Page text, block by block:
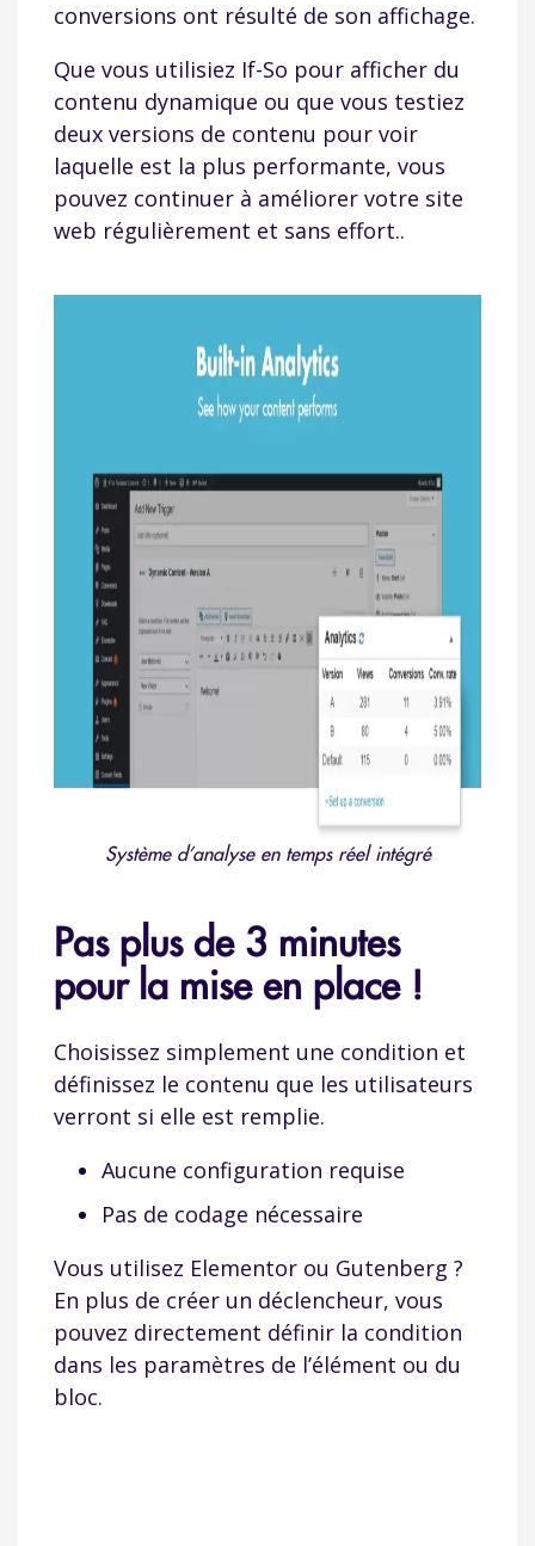
conversions ont résulté de son affichage.
Que vous utilisiez If-So pour afficher du
contenu dynamique ou que vous testiez
deux versions de contenu pour voir
laquelle est la plus performante, vous
pouvez continuer à améliorer votre site
web régulièrement et sans effort..
Système d’analyse en temps réel intégré
Pas plus de 3 minutes
pour la mise en place !
Choisissez simplement une condition et
définissez le contenu que les utilisateurs
verront si elle est remplie.
Aucune configuration requise
Pas de codage nécessaire
Vous utilisez Elementor ou Gutenberg ?
En plus de créer un déclencheur, vous
pouvez directement définir la condition
dans les paramètres de l’élément ou du
bloc.